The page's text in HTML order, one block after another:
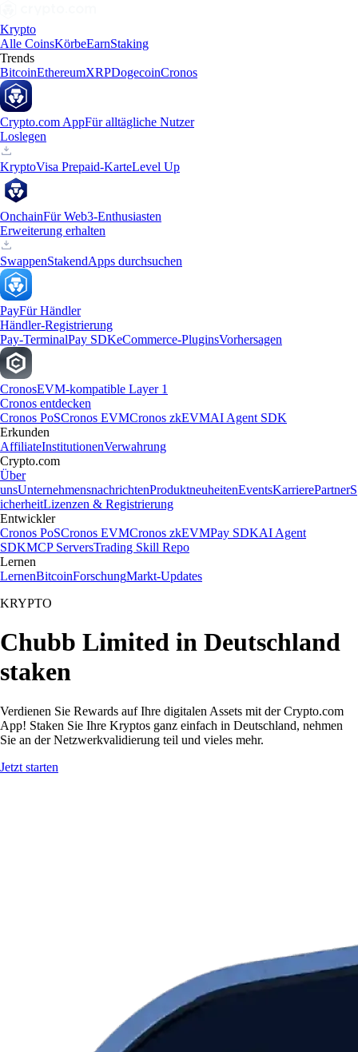
Krypto
Alle CoinsKörbeEarnStaking
Trends
BitcoinEthereumXRPDogecoinCronos
Crypto.com AppFür alltägliche Nutzer
Loslegen
KryptoVisa Prepaid-KarteLevel Up
OnchainFür Web3-Enthusiasten
Erweiterung erhalten
SwappenStakendApps durchsuchen
PayFür Händler
Händler-Registrierung
Pay-TerminalPay SDKeCommerce-PluginsVorhersagen
CronosEVM-kompatible Layer 1
Cronos entdecken
Cronos PoSCronos EVMCronos zkEVMAI Agent SDK
Erkunden
AffiliateInstitutionenVerwahrung
Crypto.com
Über
unsUnternehmensnachrichtenProduktneuheitenEventsKarrierePartnerS
icherheitLizenzen & Registrierung
Entwickler
Cronos PoSCronos EVMCronos zkEVMPay SDKAI Agent
SDKMCP ServersTrading Skill Repo
Lernen
LernenBitcoinForschungMarkt-Updates
KRYPTO
Chubb Limited in Deutschland
staken
Verdienen Sie Rewards auf Ihre digitalen Assets mit der Crypto.com
App! Staken Sie Ihre Kryptos ganz einfach in Deutschland, nehmen
Sie an der Netzwerkvalidierung teil und vieles mehr.
Jetzt starten